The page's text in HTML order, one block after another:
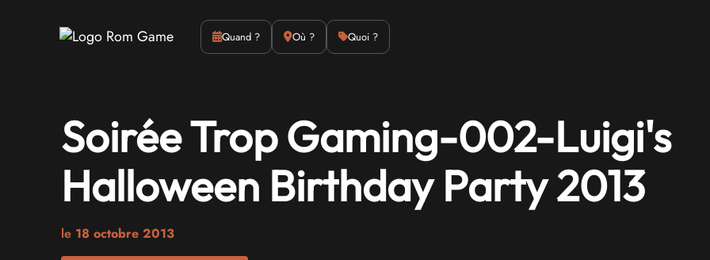
Quand ? Où ? Quoi ?
Actus Culture Emulation
Soirée Trop Gaming-002-Luigi's
Halloween Birthday Party 2013
le 18 octobre 2013